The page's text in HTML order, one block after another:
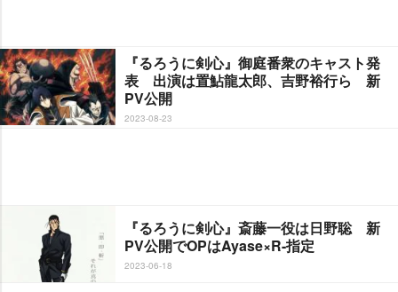
『るろうに剣心』御庭番衆のキャスト発
表 出演は置鮎龍太郎、吉野裕行ら 新
PV公開
2023-08-23
『るろうに剣心』斎藤一役は日野聡 新
PV公開でOPはAyase×R-指定
2023-06-18